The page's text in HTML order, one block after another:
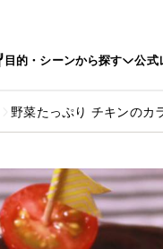
目的・シーンから探す 公式
野菜たっぷり チキンのカ